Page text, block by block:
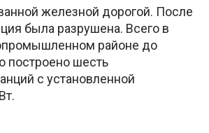
железной дорогой. После
была разрушена. Всего в
районе до
построено шесть
с установленной